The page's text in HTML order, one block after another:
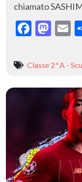
chiamato
F
e
o
k
M
to
o
n
E
ai
Classe 2^A -